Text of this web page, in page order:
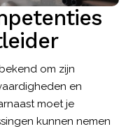
om zijn
en
moet je
kunnen nemen